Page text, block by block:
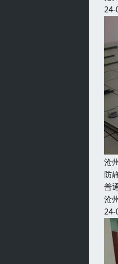
24-
沧
防
普
沧
24-